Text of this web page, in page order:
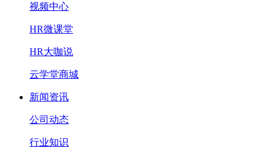
视频中心
HR微课堂
HR大咖说
云学堂商城
新闻资讯
公司动态
行业知识